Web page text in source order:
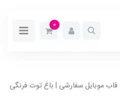
0
قاب موبایل سفارشی | باغ توت فرنگی (کد